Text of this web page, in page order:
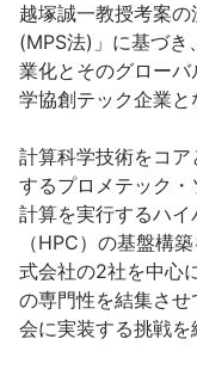
越塚誠一教授考案
(MPS法)」に基づき
業化とそのグロー
学協創テック企業と
計算科学技術をコ
するプロメテック
計算を実行するハ
（HPC）の基盤構
式会社の2社を中心
の専門性を結集さ
会に実装する挑戦を